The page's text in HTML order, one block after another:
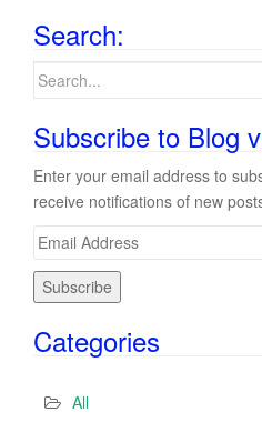
Search:
Search
Subscribe to Blog
Enter your email address to
receive notifications of new
E
lCategories
All